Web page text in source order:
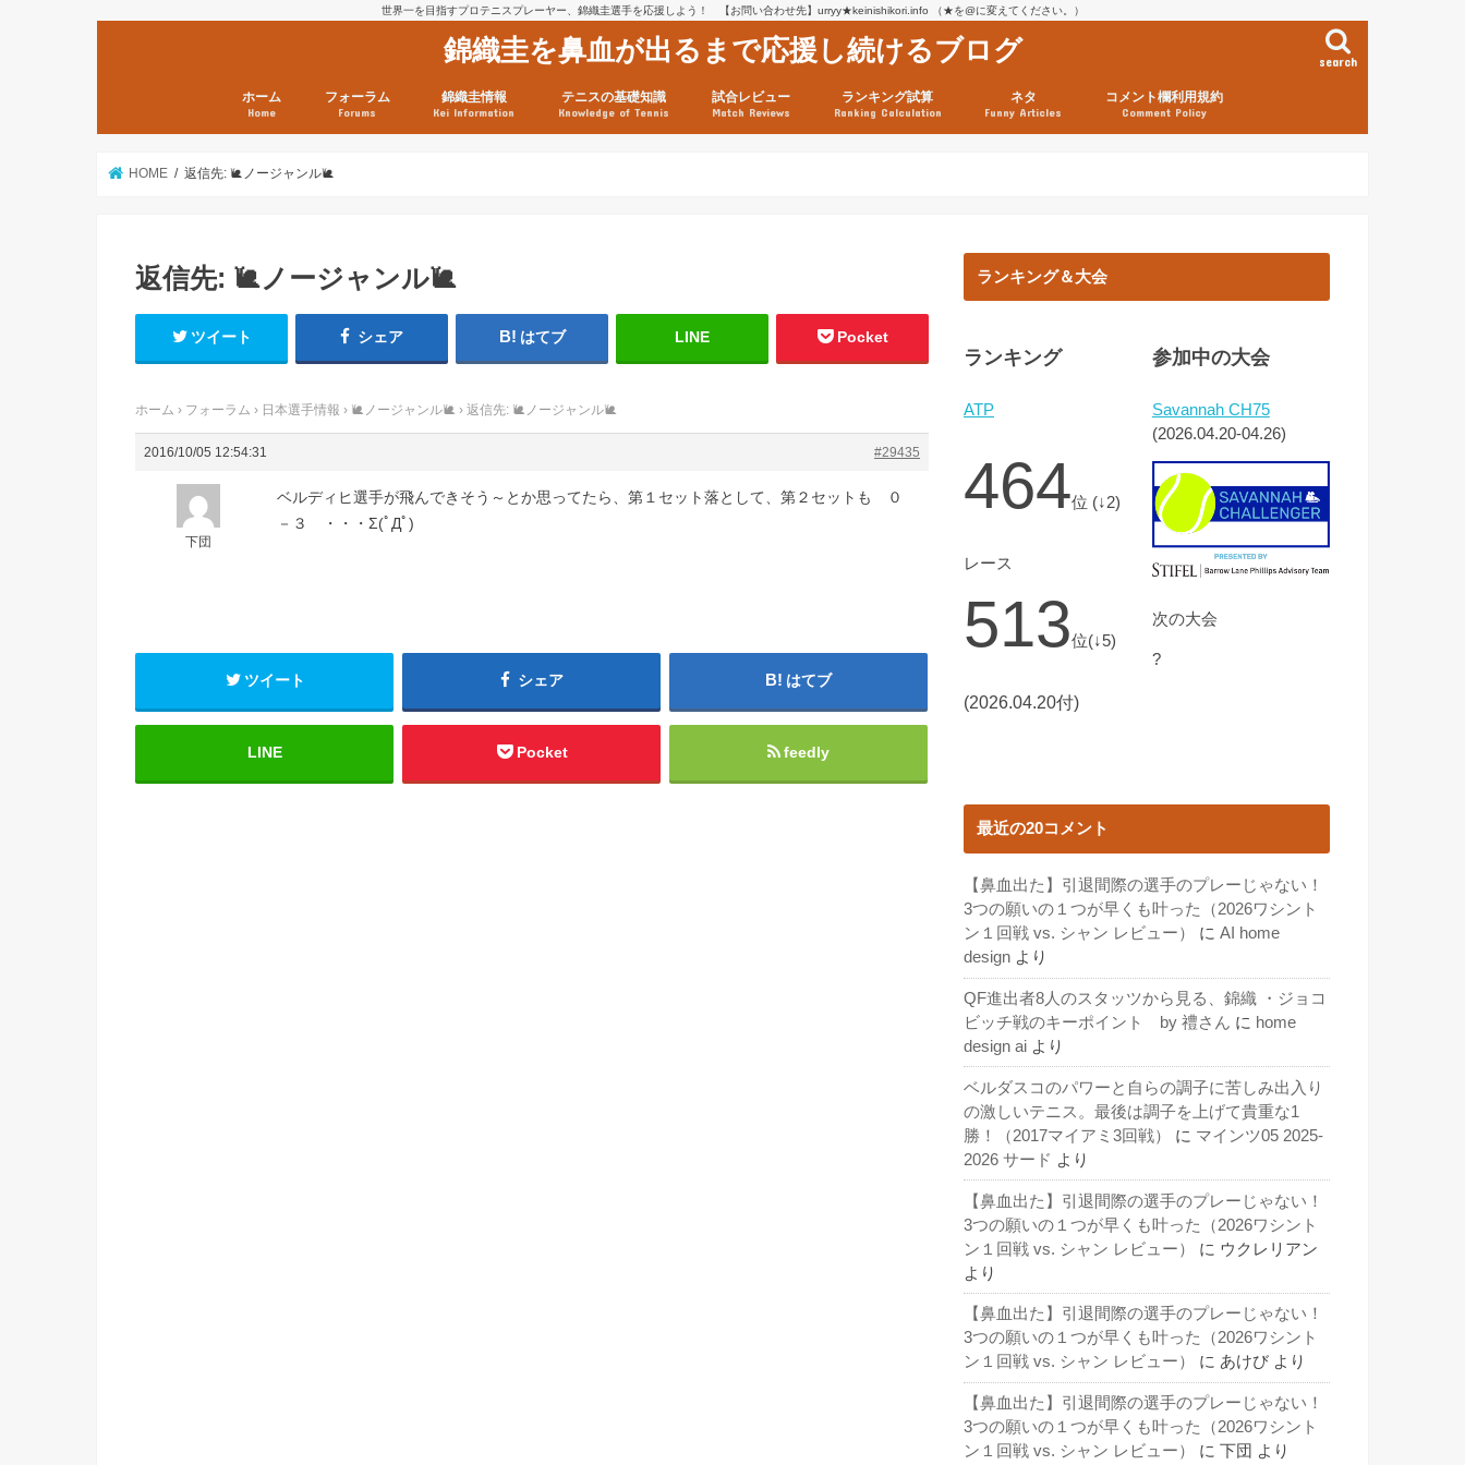
世界一を目指すプロテニスプレーヤー、錦織圭選手を応援しよう！ 【お問い合わせ先】urryy★keinishikori.info （★を@に変えてください。）
錦織圭を鼻血が出るまで応援し続けるブログ search
ホーム
Home
フォーラム
Forums
錦織圭情報
Kei Information
テニスの基礎知識
Knowledge of Tennis
試合レビュー
Match Reviews
ランキング試算
Ranking Calculation
ネタ
Funny Articles
コメント欄利用規約
Comment Policy
HOME 返信先: 🐌ノージャンル🐌
返信先: 🐌ノージャンル🐌
ツイート シェア はてブ LINE Pocket
ホーム › フォーラム › 日本選手情報 › 🐌ノージャンル🐌 › 返信先: 🐌ノージャンル🐌
2016/10/05 12:54:31 #29435
下団
ベルディヒ選手が飛んできそう～とか思ってたら、第１セット落として、第２セットも ０
－３ ・・・Σ(ﾟДﾟ)
ツイート シェア はてブ
LINE Pocket feedly
ランキング＆大会
ランキング
ATP
464位 (↓2)
レース
513位(↓5)
(2026.04.20付)
参加中の大会
Savannah CH75
(2026.04.20-04.26)
次の大会
?
最近の20コメント
【鼻血出た】引退間際の選手のプレーじゃない！
3つの願いの１つが早くも叶った（2026ワシント
ン１回戦 vs. シャン レビュー）
に AI home
design より
QF進出者8人のスタッツから見る、錦織 ・ジョコ
ビッチ戦のキーポイント by 禮さん に home
design ai より
ベルダスコのパワーと自らの調子に苦しみ出入り
の激しいテニス。最後は調子を上げて貴重な1
勝！（2017マイアミ3回戦）
に マインツ05 2025-
2026 サード より
【鼻血出た】引退間際の選手のプレーじゃない！
3つの願いの１つが早くも叶った（2026ワシント
ン１回戦 vs. シャン レビュー）
に ウクレリアン
より
【鼻血出た】引退間際の選手のプレーじゃない！
3つの願いの１つが早くも叶った（2026ワシント
ン１回戦 vs. シャン レビュー）
に あけび より
【鼻血出た】引退間際の選手のプレーじゃない！
3つの願いの１つが早くも叶った（2026ワシント
ン１回戦 vs. シャン レビュー）
に 下団 より